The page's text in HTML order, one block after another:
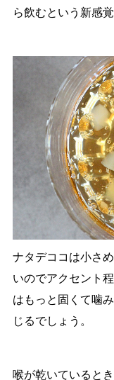
ら飲むという新感
ナタデココは小さ
いのでアクセント
はもっと固くて噛
じるでしょう。
喉が乾いていると